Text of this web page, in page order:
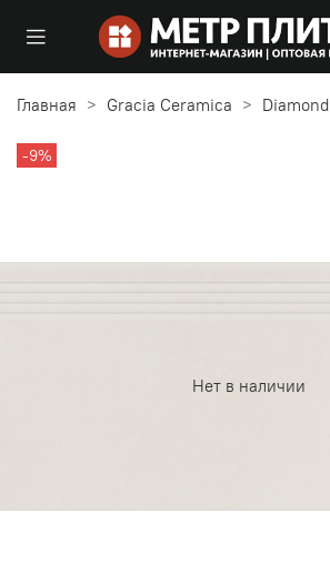
Главная Gracia Ceramica Diamond
Нет в наличии
-9%